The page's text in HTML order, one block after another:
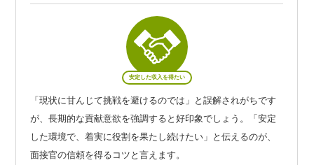
安定した収入を得たい
「現状に甘んじて挑戦を避けるのでは」と誤解されがちです
が、長期的な貢献意欲を強調すると好印象でしょう。「安定
した環境で、着実に役割を果たし続けたい」と伝えるのが、
面接官の信頼を得るコツと言えます。